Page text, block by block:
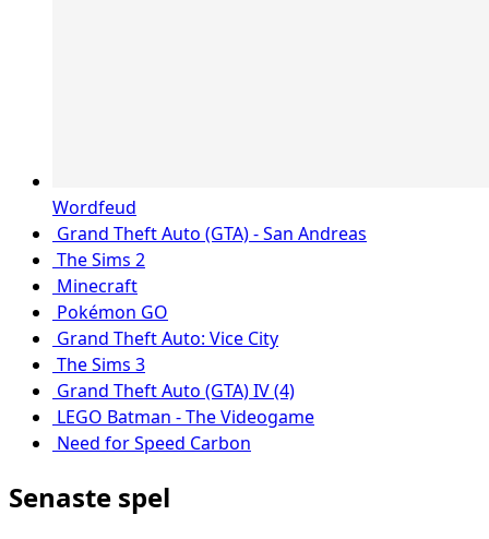
Wordfeud
Grand Theft Auto (GTA) - San Andreas
The Sims 2
Minecraft
Pokémon GO
Grand Theft Auto: Vice City
The Sims 3
Grand Theft Auto (GTA) IV (4)
LEGO Batman - The Videogame
Need for Speed Carbon
Senaste spel